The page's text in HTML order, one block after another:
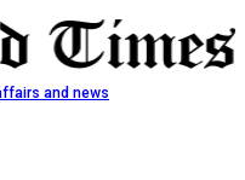
and news